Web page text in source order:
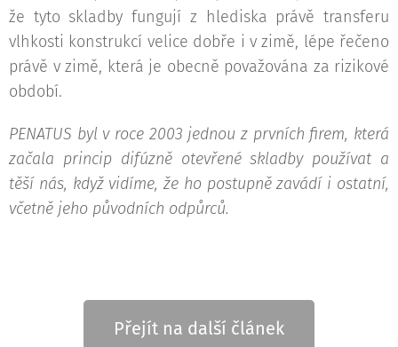
že tyto skladby fungují z hlediska právě transferu
vlhkosti konstrukcí velice dobře i v zimě, lépe řečeno
právě v zimě, která je obecně považována za rizikové
období.
PENATUS byl v roce 2003 jednou z prvních firem, která
začala princip difúzně otevřené skladby používat a
těší nás, když vidíme, že ho postupně zavádí i ostatní,
včetně jeho původních odpůrců.
Přejít na další článek